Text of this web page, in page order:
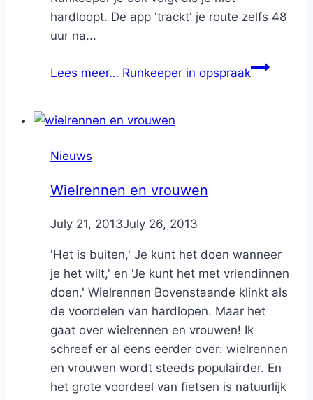
hardloopt. De app 'trackt' je route zelfs 48
uur na...
Lees meer… Runkeeper in opspraak
Nieuws
Wielrennen en vrouwen
ByNicole
July 21, 2013July 26, 2013
'Het is buiten,' Je kunt het doen wanneer
je het wilt,' en 'Je kunt het met vriendinnen
doen.' Wielrennen Bovenstaande klinkt als
de voordelen van hardlopen. Maar het
gaat over wielrennen en vrouwen! Ik
schreef er al eens eerder over: wielrennen
en vrouwen wordt steeds populairder. En
het grote voordeel van fietsen is natuurlijk